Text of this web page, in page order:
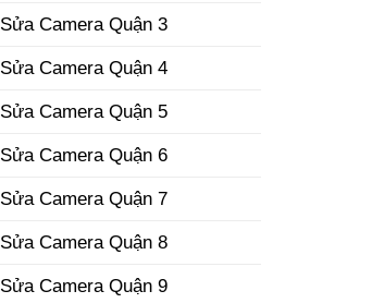
Sửa Camera Quận 3
Sửa Camera Quận 4
Sửa Camera Quận 5
Sửa Camera Quận 6
Sửa Camera Quận 7
Sửa Camera Quận 8
Sửa Camera Quận 9